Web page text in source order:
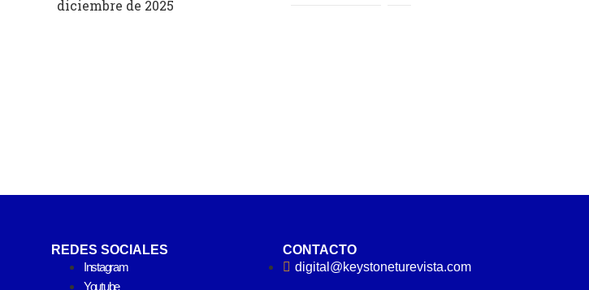
diciembre de 2025
REDES SOCIALES
Instagram
Youtube
CONTACTO
digital@keystoneturevista.com